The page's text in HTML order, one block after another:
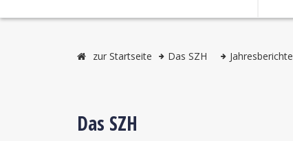
zur Startseite Das SZH Jahresberichte
Das SZH